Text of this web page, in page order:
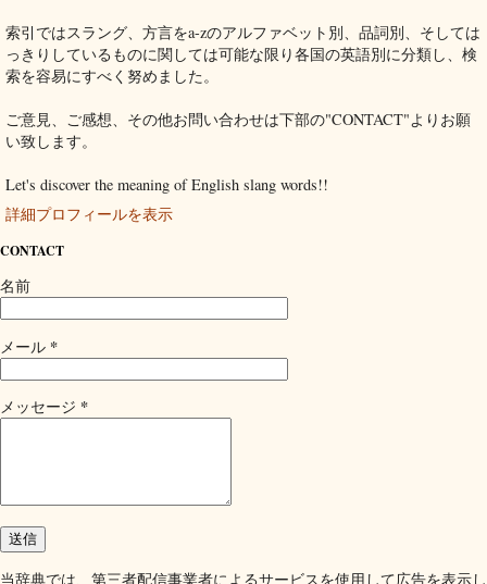
索引ではスラング、方言をa-zのアルファベット別、品詞別、そしては
っきりしているものに関しては可能な限り各国の英語別に分類し、検
索を容易にすべく努めました。
ご意見、ご感想、その他お問い合わせは下部の"CONTACT"よりお願
い致します。
Let's discover the meaning of English slang words!!
詳細プロフィールを表示
CONTACT
名前
メール *
メッセージ *
当辞典では、第三者配信事業者によるサービスを使用して広告を表示し